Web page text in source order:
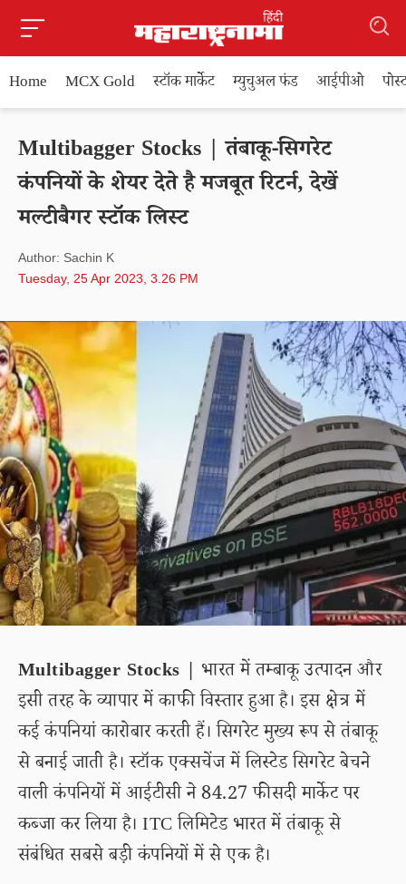
Home MCX Gold स्टॉक मार्केट म्युचुअल फंड आईपीओ
Multibagger Stocks | तंबाकू-सिगरेट
कंपनियों के शेयर देते है मजबूत रिटर्न, देखें
मल्टीबैगर स्टॉक लिस्ट
Author: Sachin K
Tuesday, 25 Apr 2023, 3.26 PM
Multibagger Stocks | भारत में तम्बाकू उत्पादन और
इसी तरह के व्यापार में काफी विस्तार हुआ है। इस क्षेत्र में
कई कंपनियां कारोबार करती हैं। सिगरेट मुख्य रूप से तंबाकू
से बनाई जाती है। स्टॉक एक्सचेंज में लिस्टेड सिगरेट बेचने
वाली कंपनियों में आईटीसी ने 84.27 फीसदी मार्केट पर
कब्जा कर लिया है। ITC लिमिटेड भारत में तंबाकू से
संबंधित सबसे बड़ी कंपनियों में से एक है।